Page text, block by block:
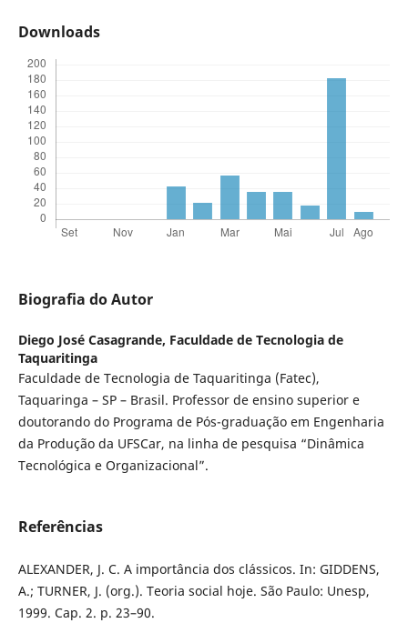
Downloads
Biografia do Autor
Diego José Casagrande, Faculdade de Tecnologia de
Taquaritinga
Faculdade de Tecnologia de Taquaritinga (Fatec),
Taquaringa – SP – Brasil. Professor de ensino superior e
doutorando do Programa de Pós-graduação em Engenharia
da Produção da UFSCar, na linha de pesquisa “Dinâmica
Tecnológica e Organizacional”.
Referências
ALEXANDER, J. C. A importância dos clássicos. In: GIDDENS,
A.; TURNER, J. (org.). Teoria social hoje. São Paulo: Unesp,
1999. Cap. 2. p. 23–90.